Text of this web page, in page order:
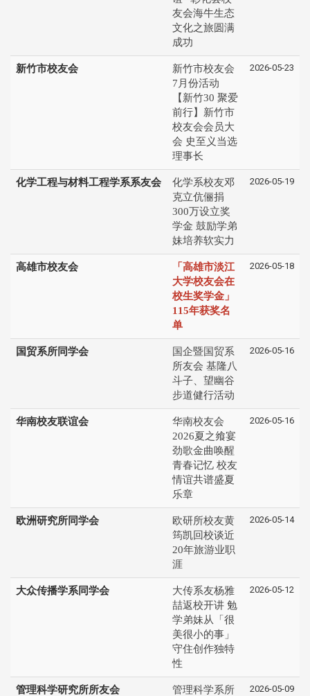
友会海牛生态
文化之旅圆满
成功
新竹市校友会
新竹市校友会
7月份活动
【新竹30 聚爱
前行】新竹市
校友会会员大
会 史至义当选
理事长
2026-05-23
化学工程与材料工程学系系友会
化学系校友邓
克立伉俪捐
300万设立奖
学金 鼓励学弟
妹培养软实力
2026-05-19
高雄市校友会
「高雄市淡江
大学校友会在
校生奖学金」
115年获奖名
单
2026-05-18
国贸系所同学会
国企暨国贸系
所友会 基隆八
斗子、望幽谷
步道健行活动
2026-05-16
华南校友联谊会
华南校友会
2026夏之飨宴
劲歌金曲唤醒
青春记忆 校友
情谊共谱盛夏
乐章
2026-05-16
欧洲研究所同学会
欧研所校友黄
筠凯回校谈近
20年旅游业职
涯
2026-05-14
大众传播学系同学会
大传系友杨雅
喆返校开讲 勉
学弟妹从「很
美很小的事」
守住创作独特
性
2026-05-12
管理科学研究所所友会
管理科学系所
2026-05-09